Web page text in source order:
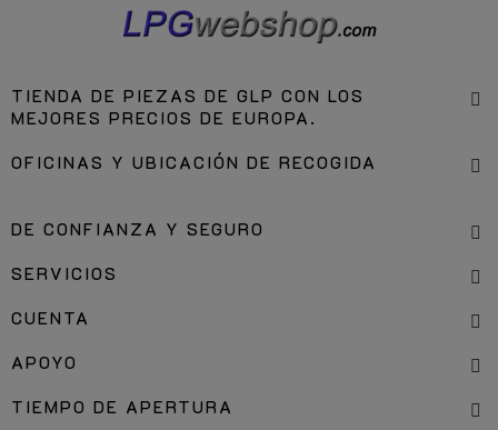
TIENDA DE PIEZAS DE GLP CON LOS
MEJORES PRECIOS DE EUROPA.
OFICINAS Y UBICACIÓN DE RECOGIDA
DE CONFIANZA Y SEGURO
SERVICIOS
CUENTA
APOYO
TIEMPO DE APERTURA